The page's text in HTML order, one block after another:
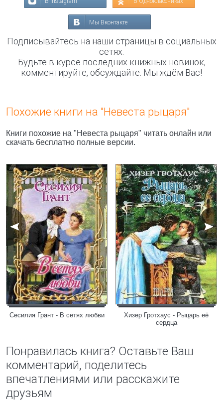
Мы Вконтакте
Подписывайтесь на наши страницы в социальных
сетях.
Будьте в курсе последних книжных новинок,
комментируйте, обсуждайте. Мы ждём Вас!
Похожие книги на "Невеста рыцаря"
Книги похожие на "Невеста рыцаря" читать онлайн или
скачать бесплатно полные версии.
Сесилия Грант - В сетях любви
Хизер Гротхаус - Рыцарь её
сердца
Понравилась книга? Оставьте Ваш
комментарий, поделитесь
впечатлениями или расскажите
друзьям